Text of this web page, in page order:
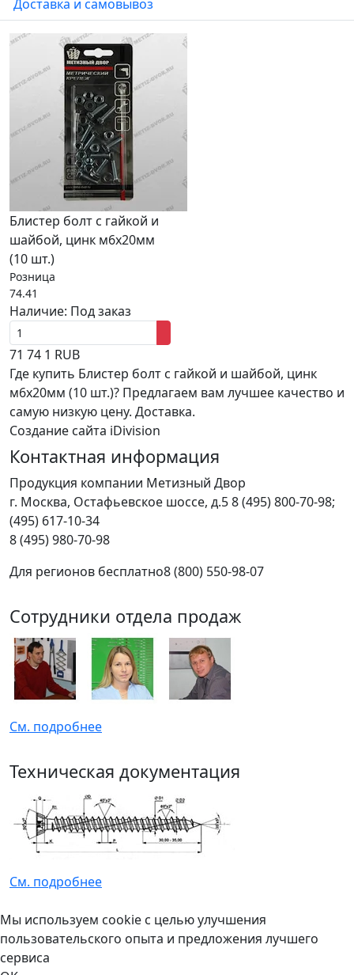
Доставка и самовывоз
Блистер болт с гайкой и
шайбой, цинк м6х20мм
(10 шт.)
Розница
74.41
Наличие: Под заказ
71 74 1 RUB
Где купить Блистер болт с гайкой и шайбой, цинк
м6х20мм (10 шт.)? Предлагаем вам лучшее качество и
самую низкую цену. Доставка.
Создание сайта iDivision
Контактная информация
Продукция компании Метизный Двор
г. Москва, Остафьевское шоссе, д.58 (495) 800-70-98;
(495) 617-10-34
8 (495) 980-70-98
Для регионов бесплатно8 (800) 550-98-07
Сотрудники отдела продаж
См. подробнее
Техническая документация
См. подробнее
Мы используем cookie с целью улучшения
пользовательского опыта и предложения лучшего
сервиса